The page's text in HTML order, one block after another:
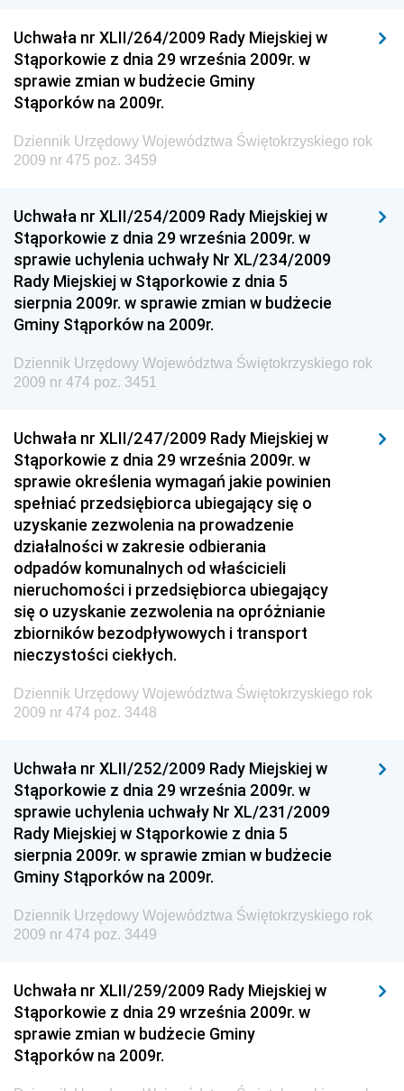
Dziennik Urzędowy Ministerstwa Przemysłu
Chemicznego i Lekkiego
Dziennik Urzędowy Ministerstwa Rolnictwa i
Gospodarki Żywnościowej
Dziennik Urzędowy Ministra Rodziny, Pracy i Polityki
Społecznej
Dziennik Urzędowy Ministra Rozwoju
Dziennik Urzędowy Ministra Infrastruktury i
Budownictwa
Dziennik Urzędowy Ministra Gospodarki Morskiej i
Żeglugi Śródlądowej
Dziennik Urzędowy Ministra Energii
Dziennik Urzędowy Ministra Finansów
Dziennik Urzędowy Ministra Rozwoju i Finansów
Dziennik Urzędowy Wyższego Urzędu Górniczego
Dziennik Urzędowy Prezesa Urzędu Transportu
Kolejowego
Dziennik Urzędowy Ministra Przedsiębiorczości i
Technologii
Dziennik Urzędowy Ministra Inwestycji i Rozwoju
Dziennik Urzędowy Naczelnego Dyrektora Archiwów
Państwowych
Dziennik Urzędowy Ministra Finansów, Inwestycji i
Rozwoju
Dziennik Urzędowy Ministra Sportu
Dziennik Urzędowy Ministra Funduszy i Polityki
Regionalnej
Dziennik Urzędowy Ministra Aktywów Państwowych
Dziennik Urzędowy Ministra Zdrowia
Dziennik Urzędowy Ministra Środowiska i Głównego
Inspektora Ochrony Środowiska
Dziennik Urzędowy Ministerstwa Kultury, Dziedzictwa
Narodowego i Sportu
Dziennik Urzędowy Ministra Finansów, Funduszy i
Uchwała nr XLII/264/2009 Rady Miejskiej w
Stąporkowie z dnia 29 września 2009r. w
sprawie zmian w budżecie Gminy
Stąporków na 2009r.
Dziennik Urzędowy Województwa Świętokrzyskiego rok
2009 nr 475 poz. 3459
Uchwała nr XLII/254/2009 Rady Miejskiej w
Stąporkowie z dnia 29 września 2009r. w
sprawie uchylenia uchwały Nr XL/234/2009
Rady Miejskiej w Stąporkowie z dnia 5
sierpnia 2009r. w sprawie zmian w budżecie
Gminy Stąporków na 2009r.
Dziennik Urzędowy Województwa Świętokrzyskiego rok
2009 nr 474 poz. 3451
Uchwała nr XLII/247/2009 Rady Miejskiej w
Stąporkowie z dnia 29 września 2009r. w
sprawie określenia wymagań jakie powinien
spełniać przedsiębiorca ubiegający się o
uzyskanie zezwolenia na prowadzenie
działalności w zakresie odbierania
odpadów komunalnych od właścicieli
nieruchomości i przedsiębiorca ubiegający
się o uzyskanie zezwolenia na opróżnianie
zbiorników bezodpływowych i transport
nieczystości ciekłych.
Dziennik Urzędowy Województwa Świętokrzyskiego rok
2009 nr 474 poz. 3448
Uchwała nr XLII/252/2009 Rady Miejskiej w
Stąporkowie z dnia 29 września 2009r. w
sprawie uchylenia uchwały Nr XL/231/2009
Rady Miejskiej w Stąporkowie z dnia 5
sierpnia 2009r. w sprawie zmian w budżecie
Gminy Stąporków na 2009r.
Dziennik Urzędowy Województwa Świętokrzyskiego rok
2009 nr 474 poz. 3449
Uchwała nr XLII/259/2009 Rady Miejskiej w
Stąporkowie z dnia 29 września 2009r. w
sprawie zmian w budżecie Gminy
Stąporków na 2009r.